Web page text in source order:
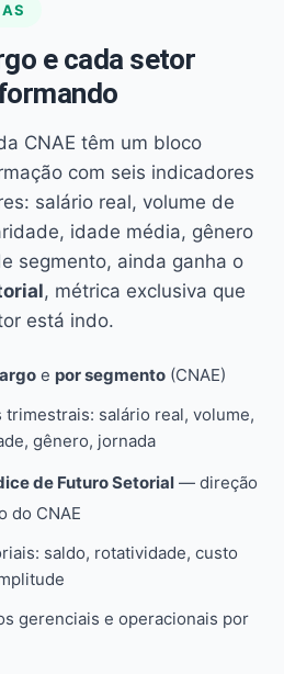
e cada setor
CNAE têm um bloco
com seis indicadores
salário real, volume de
idade média, gênero
segmento, ainda ganha o
, métrica exclusiva que
está indo.
e por segmento (CNAE)
trimestrais: salário real, volume,
gênero, jornada
de Futuro Setorial — direção
do CNAE
saldo, rotatividade, custo
gerenciais e operacionais por